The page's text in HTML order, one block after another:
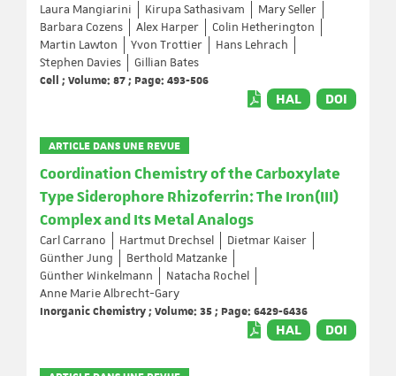
Laura Mangiarini Kirupa Sathasivam
Mary Seller
Barbara Cozens
Alex Harper
Colin Hetherington
Martin Lawton
Yvon Trottier
Hans Lehrach
Stephen Davies
Gillian Bates
Cell ; Volume: 87 ; Page: 493-506
HAL DOI
ARTICLE DANS UNE REVUE
Coordination Chemistry of the Carboxylate
Type Siderophore Rhizoferrin: The Iron(III)
Complex and Its Metal Analogs
Carl Carrano Hartmut Drechsel
Dietmar Kaiser
Günther Jung
Berthold Matzanke
Günther Winkelmann
Natacha Rochel
Anne Marie Albrecht-Gary
Inorganic Chemistry ; Volume: 35 ; Page: 6429-6436
HAL DOI